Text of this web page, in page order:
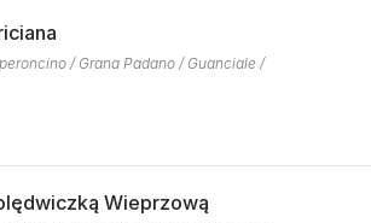
/ Grana Padano / Guanciale /
Wieprzową